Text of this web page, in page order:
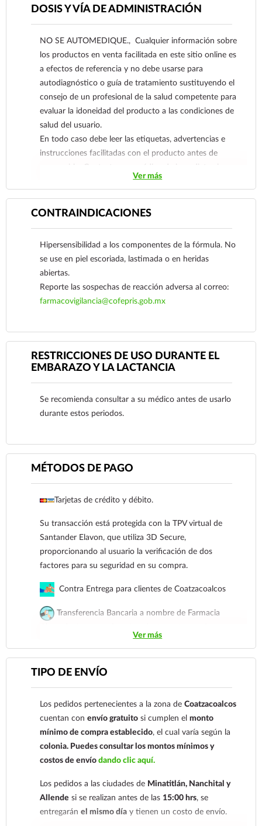
(ketoconazol), es una sustancia que ha
evita que el hongo sobreviva y se multiplique.
Asimismo, esta sustancia ha mostrado mejorar la
acción de algunos tratamientos para la alopecia
androgénica (pérdida de cabello) usándolo como
terapia concomitante a largo plazo (3 a 5 meses),
aun cuando, debido a sus propiedades contra la
del folículo capilar, permitiendo el crecimiento de
un cabello más sano y con mejor apariencia.
DOSIS Y VÍA DE ADMINISTRACIÓN
NO SE AUTOMEDIQUE., Cualquier información sobre
los productos en venta facilitada en este sitio online es
a efectos de referencia y no debe usarse para
autodiagnóstico o guía de tratamiento sustituyendo el
consejo de un profesional de la salud competente para
evaluar la idoneidad del producto a las condiciones de
salud del usuario.
En todo caso debe leer las etiquetas, advertencias e
instrucciones facilitadas con el producto antes de
consumirlo. Contacte a su médico de inmediato si
sospecha que tiene un problema de salud.
Ver más
CONTRAINDICACIONES
Hipersensibilidad a los componentes de la fórmula. No
se use en piel escoriada, lastimada o en heridas
abiertas.
Reporte las sospechas de reacción adversa al correo:
farmacovigilancia@cofepris.gob.mx
RESTRICCIONES DE USO DURANTE EL
EMBARAZO Y LA LACTANCIA
Se recomienda consultar a su médico antes de usarlo
durante estos periodos.
Ver más
MÉTODOS DE PAGO
Tarjetas de crédito y débito.
Su transacción está protegida con la TPV virtual de
Santander Elavon, que utiliza 3D Secure,
proporcionando al usuario la verificación de dos
factores para su seguridad en su compra.
Contra Entrega para clientes de Coatzacoalcos
Transferencia Bancaria a nombre de Farmacia
cuenta: Clave: 014854655008143954
Para esta forma de pago el cliente deberá enviar su
comprobante de pago a al siguiente correo
nuestro
921 261 8491
Ver más
TIPO DE ENVÍO
Los pedidos pertenecientes a la zona deCoatzacoalcos
cuentan conenvío gratuito si cumplen elmonto
mínimo de compra establecido, el cual varía según la
colonia. Puedes consultar los montos mínimos y
costos de envíodando clic aquí.
Los pedidos a las ciudades de Minatitlán, Nanchital y
Allende si se realizan antes de las 15:00 hrs, se
entregaránel mismo día y tienen un costo de envío.